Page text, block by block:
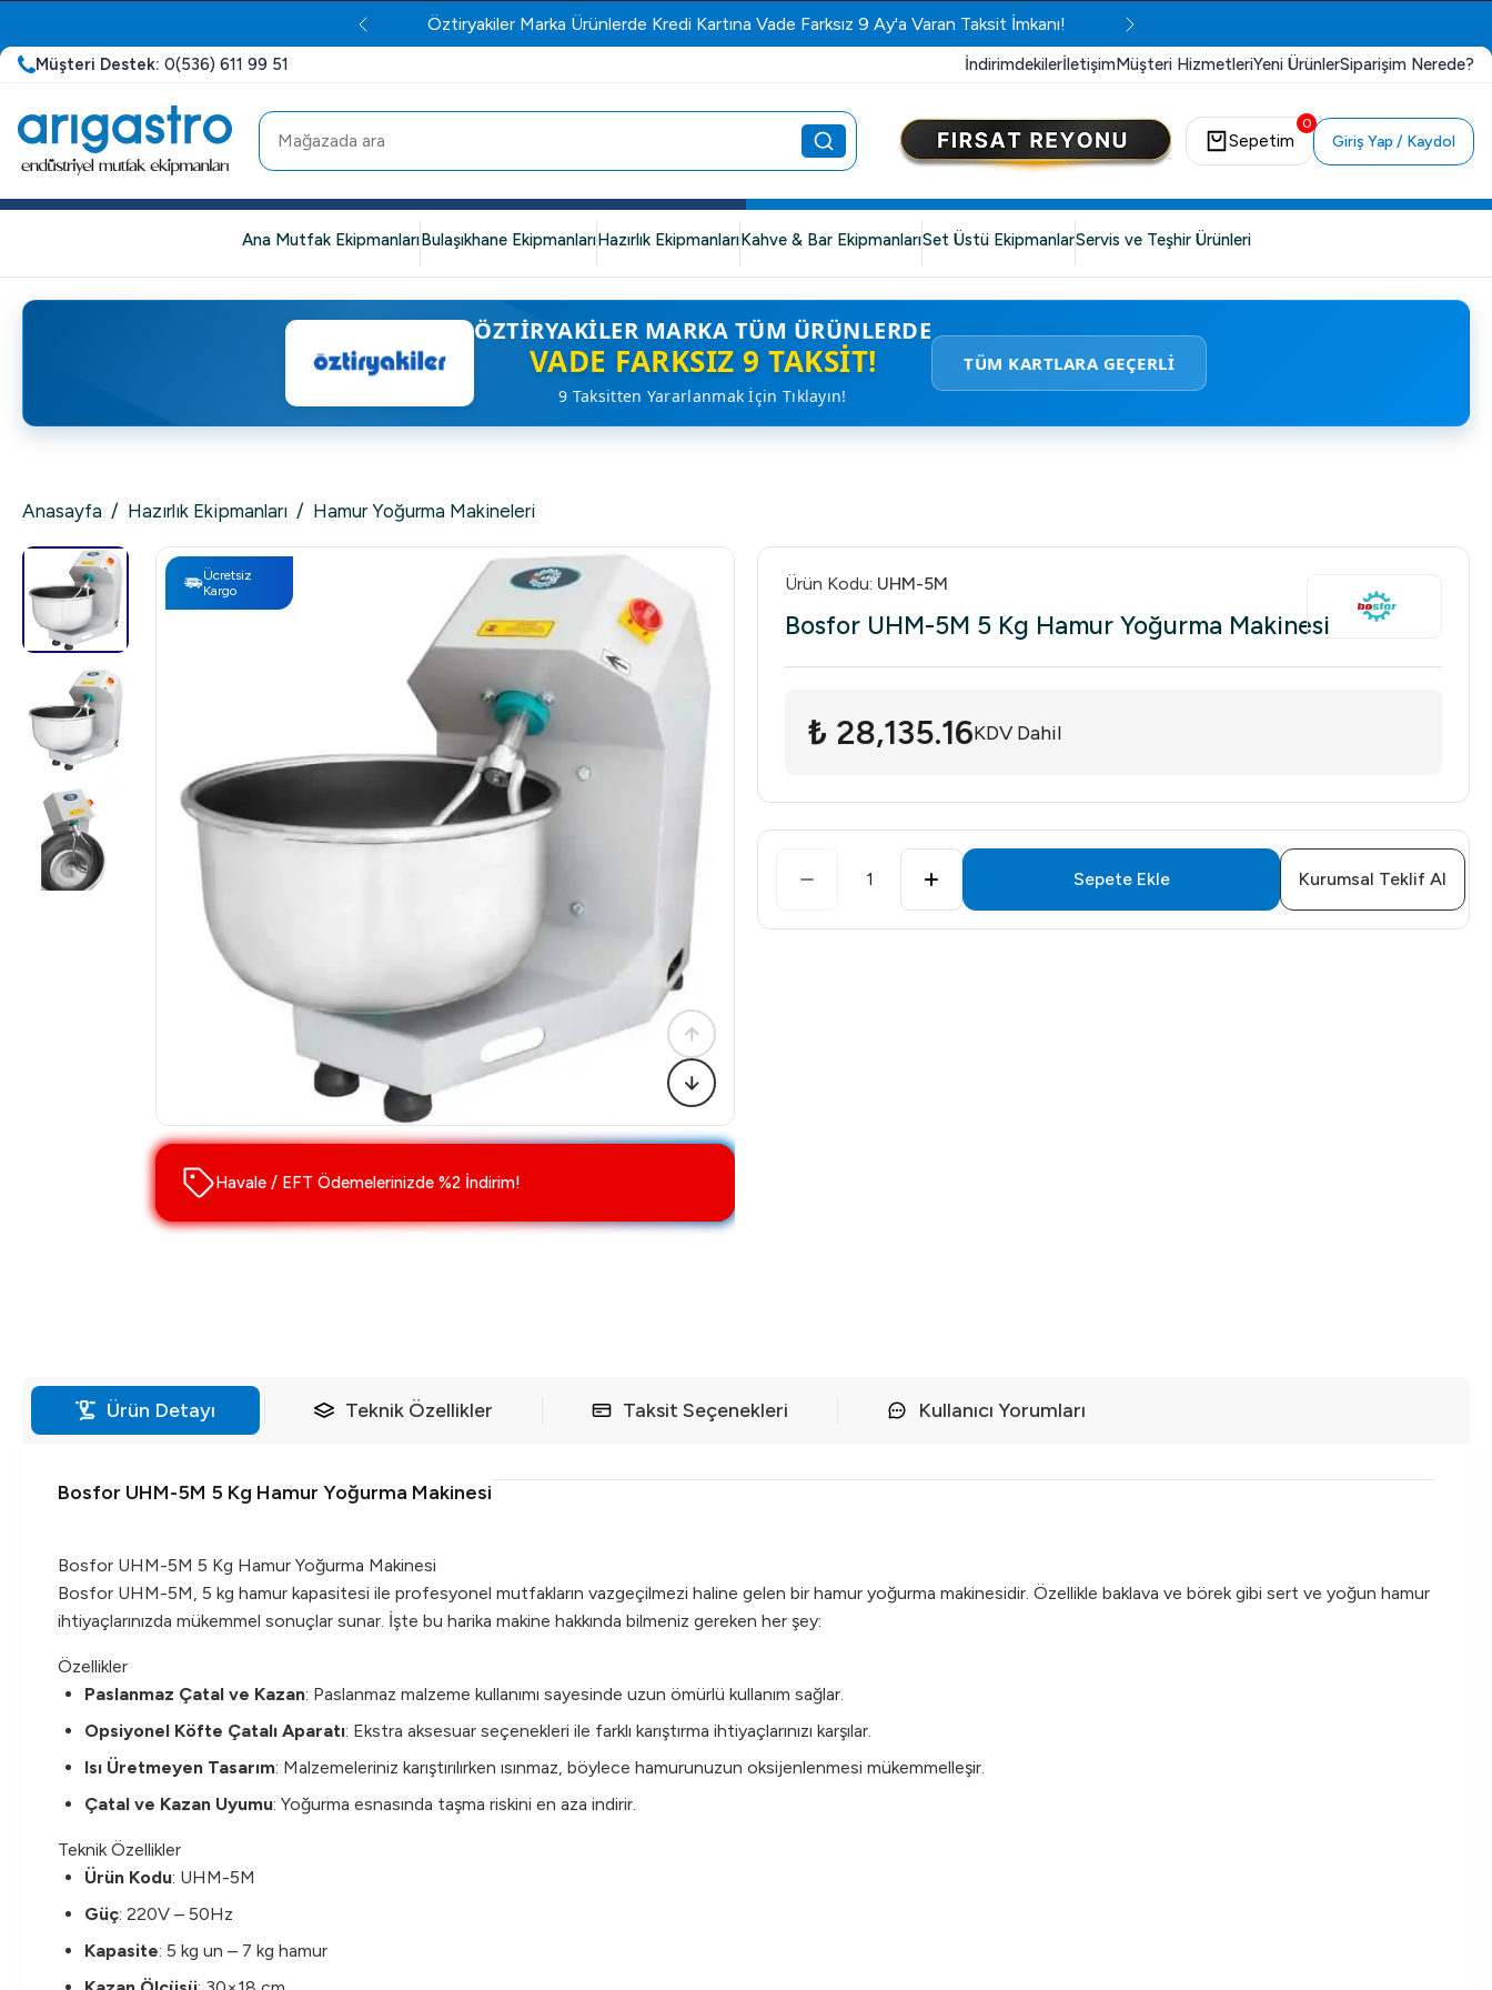
Öztiryakiler Marka Ürünlerde Kredi Kartına Vade Farksız 9 Ay'a Varan Taksit İmkanı!
Müşteri Destek: 0(536) 611 99 51 İndirimdekilerİletişimMüşteri HizmetleriYeni ÜrünlerSiparişim Nerede?
0
Sepetim Giriş Yap / Kaydol
Ana Mutfak EkipmanlarıBulaşıkhane EkipmanlarıHazırlık EkipmanlarıKahve & Bar EkipmanlarıSet Üstü EkipmanlarServis ve Teşhir Ürünleri
ÖZTIRYAKILER MARKA TÜM ÜRÜNLERDE
VADE FARKSIZ 9 TAKSIT!
9 Taksitten Yararlanmak İçin Tıklayın!
TÜM KARTLARA GEÇERLİ
Anasayfa / Hazırlık Ekipmanları / Hamur Yoğurma Makineleri
Ücretsiz
Kargo
Havale / EFT Ödemelerinizde %2 İndirim!
Ürün Kodu: UHM-5M
Bosfor UHM-5M 5 Kg Hamur Yoğurma Makinesi
₺ 28,135.16KDV Dahil
1 Sepete Ekle Kurumsal Teklif Al
Ürün Detayı Teknik Özellikler Taksit Seçenekleri Kullanıcı Yorumları
Bosfor UHM-5M 5 Kg Hamur Yoğurma Makinesi
Bosfor UHM-5M 5 Kg Hamur Yoğurma Makinesi
Bosfor UHM-5M, 5 kg hamur kapasitesi ile profesyonel mutfakların vazgeçilmezi haline gelen bir hamur yoğurma makinesidir. Özellikle baklava ve börek gibi sert ve yoğun hamur
ihtiyaçlarınızda mükemmel sonuçlar sunar. İşte bu harika makine hakkında bilmeniz gereken her şey:
Özellikler
Paslanmaz Çatal ve Kazan: Paslanmaz malzeme kullanımı sayesinde uzun ömürlü kullanım sağlar.
Opsiyonel Köfte Çatalı Aparatı: Ekstra aksesuar seçenekleri ile farklı karıştırma ihtiyaçlarınızı karşılar.
Isı Üretmeyen Tasarım: Malzemeleriniz karıştırılırken ısınmaz, böylece hamurunuzun oksijenlenmesi mükemmelleşir.
Çatal ve Kazan Uyumu: Yoğurma esnasında taşma riskini en aza indirir.
Teknik Özellikler
Ürün Kodu: UHM-5M
Güç: 220V – 50Hz
Kapasite: 5 kg un – 7 kg hamur